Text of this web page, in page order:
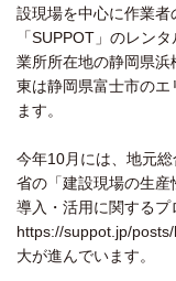
設現場を中心に作業者
「SUPPOT」のレン
業所所在地の静岡県浜
東は静岡県富士市の
ます。
今年10月には、地元
省の「建設現場の生
導入・活用に関するプ
https://suppot.jp/
大が進んでいます。